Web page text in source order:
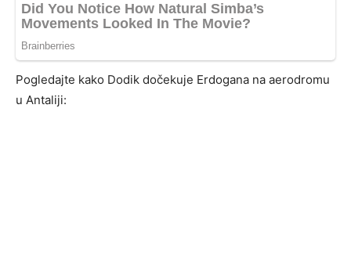
Pogledajte kako Dodik dočekuje Erdogana na aerodromu
u Antaliji: